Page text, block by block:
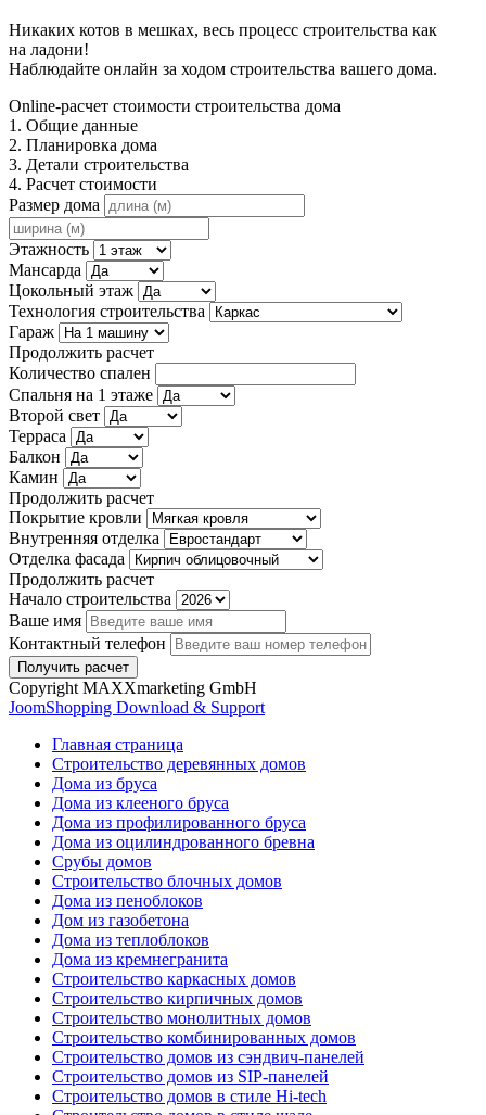
Никаких котов в мешках, весь процесс строительства как
на ладони!
Наблюдайте онлайн за ходом строительства вашего дома.
Online-расчет стоимости строительства дома
1. Общие данные
2. Планировка дома
3. Детали строительства
4. Расчет стоимости
Размер дома
Этажность
Мансарда
Цокольный этаж
Технология строительства
Гараж
Продолжить расчет
Количество спален
Спальня на 1 этаже
Второй свет
Терраса
Балкон
Камин
Продолжить расчет
Покрытие кровли
Внутренняя отделка
Отделка фасада
Продолжить расчет
Начало строительства
Ваше имя
Контактный телефон
Copyright MAXXmarketing GmbH
JoomShopping Download & Support
Главная страница
Строительство деревянных домов
Дома из бруса
Дома из клееного бруса
Дома из профилированного бруса
Дома из оцилиндрованного бревна
Срубы домов
Строительство блочных домов
Дома из пеноблоков
Дом из газобетона
Дома из теплоблоков
Дома из кремнегранита
Строительство каркасных домов
Строительство кирпичных домов
Строительство монолитных домов
Строительство комбинированных домов
Строительство домов из сэндвич-панелей
Строительство домов из SIP-панелей
Строительство домов в стиле Hi-tech